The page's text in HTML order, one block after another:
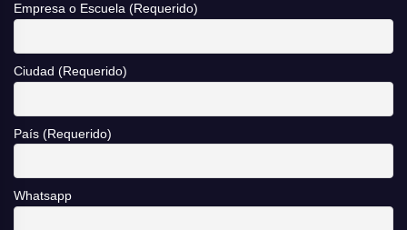
Empresa o Escuela (Requerido)
Ciudad (Requerido)
País (Requerido)
Whatsapp